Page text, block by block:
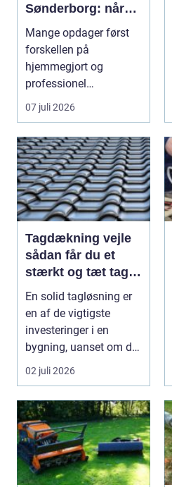
Sønderborg: når
det skal være nemt
Mange opdager først
forskellen på
hjemmegjort og
professionel
vinduespudsning, nå...
07 juli 2026
Tagdækning vejle
sådan får du et
stærkt og tæt tag i
mange år
En solid tagløsning er
en af de vigtigste
investeringer i en
bygning, uanset om der
er tale om bolig...
02 juli 2026